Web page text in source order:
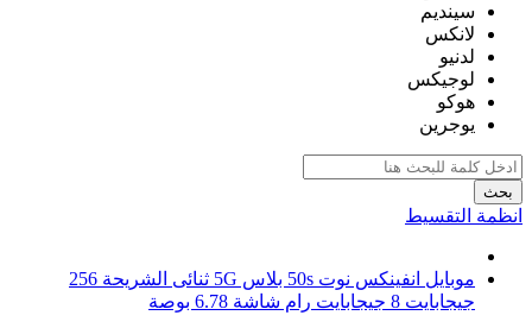
سينديم
لانكس
لدنيو
لوجيكس
هوكو
يوجرين
بحث
انظمة التقسيط
موبايل انفينكس نوت 50s بلاس 5G ثنائى الشريحة 256
جيجابايت 8 جيجابايت رام شاشة 6.78 بوصة